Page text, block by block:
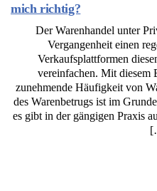
mich richtig?
Der Warenhandel unter
Vergangenheit einen
Verkaufsplattformen
vereinfachen. Mit diesem
zunehmende Häufigkeit von
des Warenbetrugs ist im
es gibt in der gängigen Praxis